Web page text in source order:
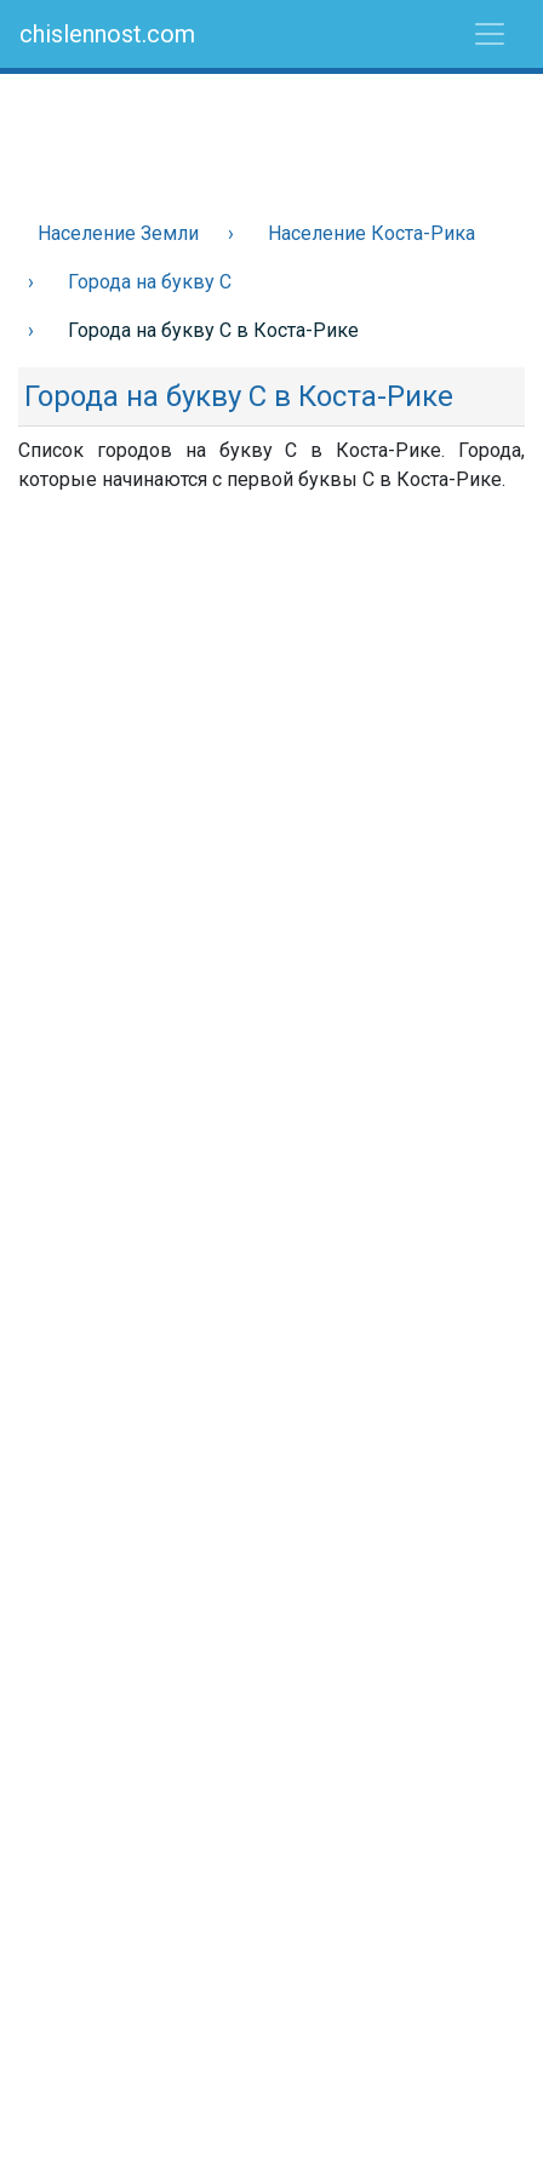
chislennost.com
Население Земли Население Коста-Рика
Города на букву С
Города на букву С в Коста-Рике
Города на букву С в Коста-Рике
Список городов на букву С в Коста-Рике. Города,
которые начинаются с первой буквы С в Коста-Рике.